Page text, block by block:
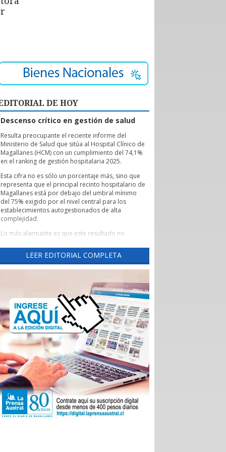
DE HOY
Descenso crítico en gestión de salud
Resulta preocupante el reciente informe del
Ministerio de Salud que sitúa al Hospital Clínico de
Magallanes (HCM) con un cumplimiento del 74,1%
en el ranking de gestión hospitalaria 2025.
Esta cifra no es sólo un porcentaje más, sino que
representa que el principal recinto hospitalario de
Magallanes está por debajo del umbral mínimo
del 75% exigido por el nivel central para los
establecimientos autogestionados de alta
complejidad.
Lo más alarmante es que este resultado no
año este diario había advertido una tendencia
preocupante, cuando un reporte de la Evaluación
de los Establecimientos Autogestionados en Red
región con un crítico 65,3% de cumplimiento al
corte de abril de 2026.
Un aspecto preocupante de aquel reporte fue la
brusca caída del indicador las Garantías Explícitas
de Salud (Ges), que otorga cobertura obligatoria a
través de Fonasa e Isapres para 90 problemas de
sanitarios, “asegurando” derechos claros de
atención médica.
Durante el año pasado, este indicador se mantuvo
en alrededor del 90%, pero cayó de 92,7% en
noviembre a 74% en diciembre, para desplomarse
a 34,3% en enero.
En aquella ocasión, las autoridades locales
atribuyeron el deterioro a problemas
LEER EDITORIAL COMPLETA